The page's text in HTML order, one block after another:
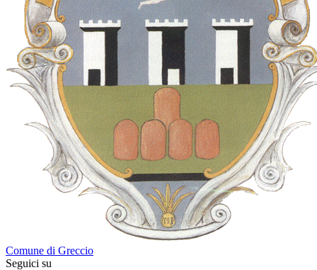
Comune di Greccio
Seguici su